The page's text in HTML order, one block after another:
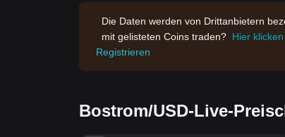
Die Daten werden von Drittanbietern
mit gelisteten Coins traden? Hier klicken
Registrieren
Bostrom/USD-Live-